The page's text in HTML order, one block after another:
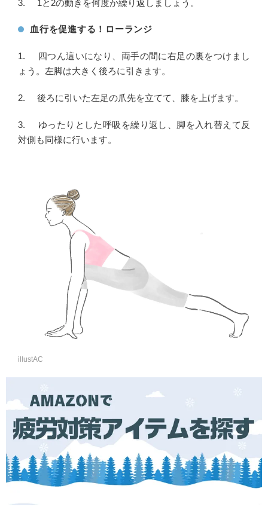
3. 1と2の動きを何度か繰り返しましょう。
血行を促進する！ローランジ
1. 四つん這いになり、両手の間に右足の裏をつけまし
ょう。左脚は大きく後ろに引きます。
2. 後ろに引いた左足の爪先を立てて、膝を上げます。
3. ゆったりとした呼吸を繰り返し、脚を入れ替えて反
対側も同様に行います。
illustAC